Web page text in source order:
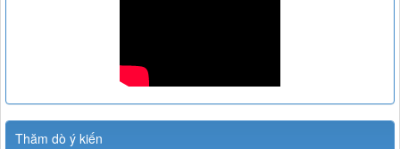
Thăm dò ý kiến